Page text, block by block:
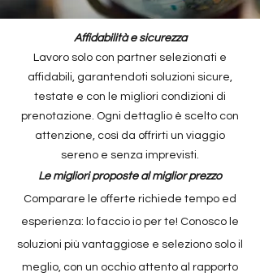
Affidabilità e sicurezza
Lavoro solo con partner selezionati e
affidabili, garantendoti soluzioni sicure,
testate e con le migliori condizioni di
prenotazione. Ogni dettaglio è scelto con
attenzione, così da offrirti un viaggio
sereno e senza imprevisti.
Le migliori proposte al miglior prezzo
Comparare le offerte richiede tempo ed
esperienza: lo faccio io per te! Conosco le
soluzioni più vantaggiose e seleziono solo il
meglio, con un occhio attento al rapporto